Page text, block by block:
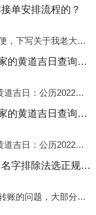
单安排流程的？
辽阳县为广州搬家客户方便，下写关于我老大众搬家公司接单的流程，九条给搬家朋友参考，了解搬家公司工序，免去搬家时的没有准备好的工作，给您及时快速的搬好家。一．电话咨询：专人接待客户电话咨询，初步了解客户搬 家
辽阳县2022年7月份搬家的黄道吉日查询大全一览表哪天适合搬家好日子
辽阳县2022年7月份搬家黄道吉日：公历2022年7月6日 农历六月初八 星期三 冲虎(甲寅)公历2022年7月12日 农历六月十四 星期二 冲猴(庚申)公历2022年7月13日 农历六月十五 星期三 冲鸡
辽阳县2022年6月份搬家的黄道吉日查询大全一览表哪天适合搬家好日子
辽阳县2022年6月份搬家黄道吉日：公历2022年6月1日 农历五月初三 星期三 冲兔(己卯)公历2022年6月4日 农历五月初六 星期六 冲马(壬午)公历2022年6月8日 农历五月初十 星期三 冲狗(丙
辽阳县从广州搬家公司名字排除法选正规公司
辽阳县如今因为搬家发票转账的问题，大部分搬家公司都已经注册了营业执照，早5年前基本上所谓的搬家公司都是无注册状态也就是无照营业，由于企业注册量大增所以各种企业信息展示平台如雨后春笋般遍地开花，如：天眼查，企